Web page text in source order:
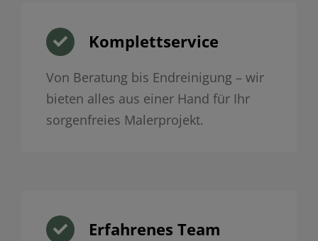
Komplettservice
Von Beratung bis Endreinigung – wir
bieten alles aus einer Hand für Ihr
sorgenfreies Malerprojekt.
Erfahrenes Team